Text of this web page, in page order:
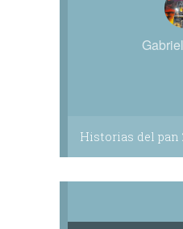
Historias del pan